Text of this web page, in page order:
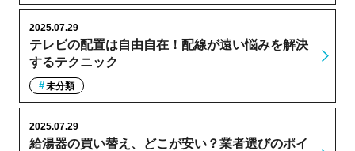
テレビの配置は自由自在！配線が遠い悩みを解決
するテクニック
2025.07.29
未分類
給湯器の買い替え、どこが安い？業者選びのポイ
2025.07.29